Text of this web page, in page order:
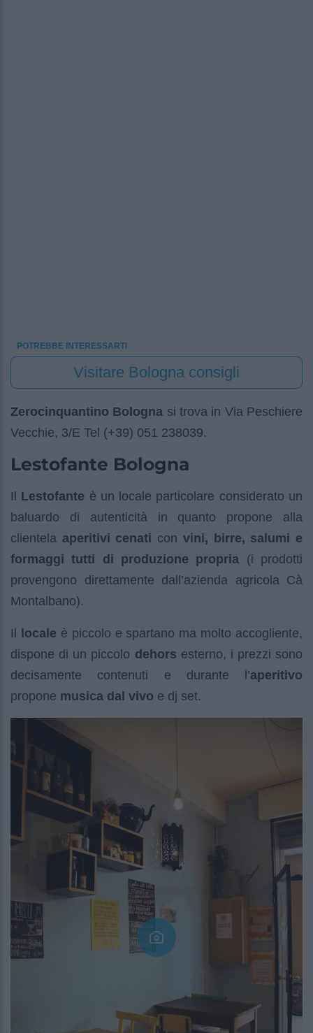
POTREBBE INTERESSARTI
Visitare Bologna consigli
Zerocinquantino Bologna si trova in Via Peschiere
Vecchie, 3/E Tel (+39) 051 238039.
Lestofante Bologna
Il Lestofante è un locale particolare considerato un
baluardo di autenticità in quanto propone alla
clientela aperitivi cenati con vini, birre, salumi e
formaggi tutti di produzione propria (i prodotti
provengono direttamente dall’azienda agricola Cà
Montalbano).
Il locale è piccolo e spartano ma molto accogliente,
dispone di un piccolo dehors esterno, i prezzi sono
decisamente contenuti e durante l’aperitivo
propone musica dal vivo e dj set.